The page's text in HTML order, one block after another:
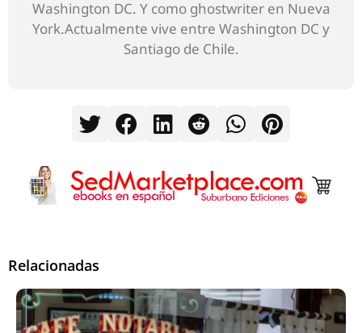
Washington DC. Y como ghostwriter en Nueva
York.Actualmente vive entre Washington DC y
Santiago de Chile.
Relacionadas